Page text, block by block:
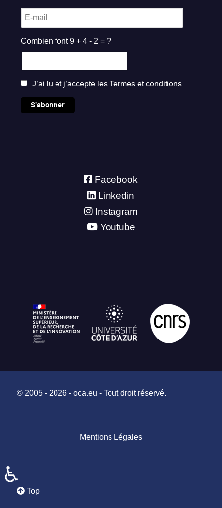
Combien font 9 + 4 - 2 = ?
J’ai lu et j’accepte les Termes et conditions
S'abonner
Facebook
Linkedin
Instagram
Youtube
© 2005 - 2026 - oca.eu - Tout droit réservé.
Mentions Légales
Top